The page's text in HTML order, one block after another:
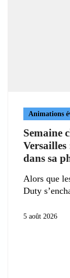
Animations
Semaine
dans sa
Alors que
Duty
5 août 2026